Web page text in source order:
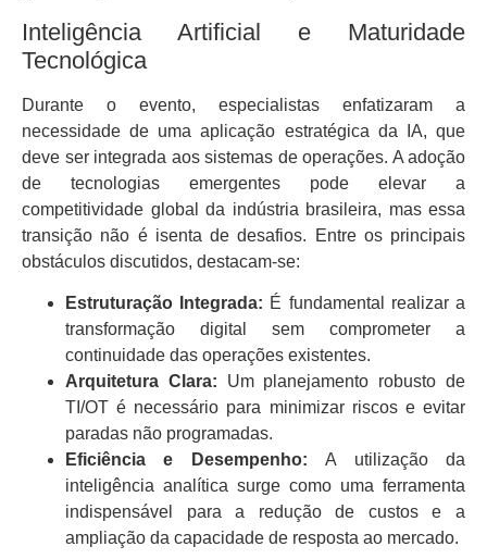
Inteligência Artificial e Maturidade
Tecnológica
Durante o evento, especialistas enfatizaram a
necessidade de uma aplicação estratégica da IA, que
deve ser integrada aos sistemas de operações. A adoção
de tecnologias emergentes pode elevar a
competitividade global da indústria brasileira, mas essa
transição não é isenta de desafios. Entre os principais
obstáculos discutidos, destacam-se:
Estruturação Integrada: É fundamental realizar a
transformação digital sem comprometer a
continuidade das operações existentes.
Arquitetura Clara: Um planejamento robusto de
TI/OT é necessário para minimizar riscos e evitar
paradas não programadas.
Eficiência e Desempenho: A utilização da
inteligência analítica surge como uma ferramenta
indispensável para a redução de custos e a
ampliação da capacidade de resposta ao mercado.